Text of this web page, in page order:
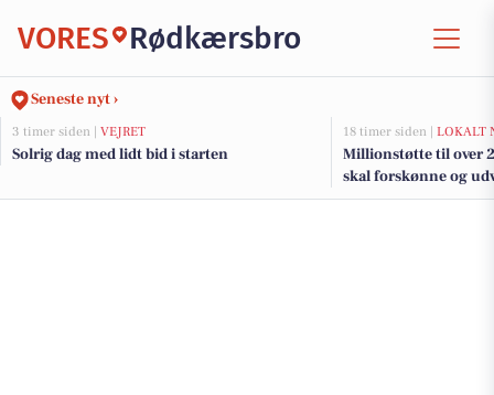
VORES Rødkærsbro
Seneste nyt ›
3 timer siden | VEJRET
Solrig dag med lidt bid i starten
18 timer siden | LOKALT
Millionstøtte til over
skal forskønne og
Kommunes mindre